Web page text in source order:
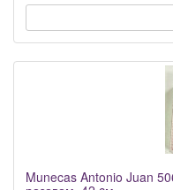
Munecas Antonio Juan